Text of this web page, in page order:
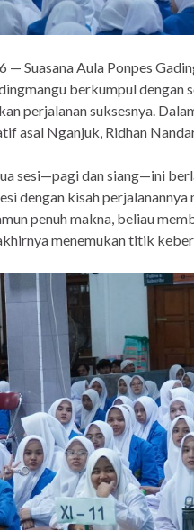
— Suasana Aula Ponpes
berkumpul dengan
perjalanan suksesnya.
asal Nganjuk, Ridhan
sesi—pagi dan siang—ini
dengan kisah
penuh makna, beliau
menemukan titik